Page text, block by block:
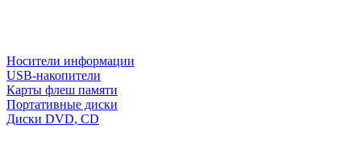
Носители информации
USB-накопители
Карты флеш памяти
Портативные диски
Диски DVD, CD